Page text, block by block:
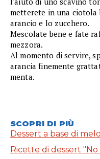
metterete in una ciotola
arancio e lo zucchero.
Mescolate bene e fate
mezzora.
Al momento di servire,
arancia finemente
menta.
SCOPRI DI PIÙ
Dessert a base di
Ricette di dessert "No